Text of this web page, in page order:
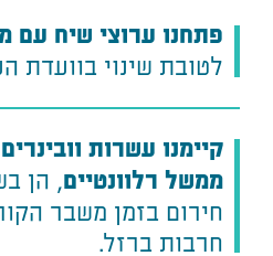
פתחנו ערוצי שיח עם
לטובת שינוי בוועדת
קיימנו עשרות
ממשל רלוונטיים , הן
חירום בזמן משבר
חרבות ברזל.